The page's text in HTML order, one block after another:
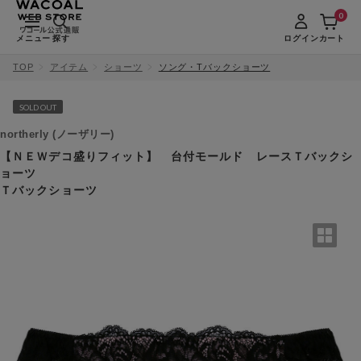
メニュー 探す ログインカート
0
TOP アイテム ショーツ ソング・Tバックショーツ
SOLD OUT
northerly (ノーザリー)
【ＮＥＷデコ盛りフィット】 台付モールド レースＴバックシ
ョーツ
Ｔバックショーツ